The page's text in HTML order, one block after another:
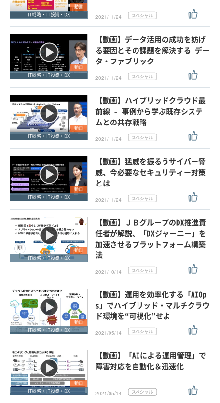
動画
IT戦略・IT投資・DX
2021/11/24
動画
IT戦略・IT投資・DX
【動画】データ活用の成功を妨げ
る要因とその課題を解決する デー
タ・ファブリック
2021/11/24
動画
IT戦略・IT投資・DX
【動画】ハイブリッドクラウド最
前線 - 事例から学ぶ既存システ
ムとの共存戦略
2021/11/24
動画
IT戦略・IT投資・DX
【動画】猛威を振るうサイバー脅
威、今必要なセキュリティー対策
とは
2021/11/24
動画
IT戦略・IT投資・DX
【動画】ＪＢグループのDX推進責
任者が解説、「DXジャーニー」を
加速させるプラットフォーム構築
法
2021/10/14
動画
IT戦略・IT投資・DX
【動画】運用を効率化する「AIOp
s」でハイブリッド・マルチクラウ
ド環境を“可視化”せよ
2021/05/14
動画
IT戦略・IT投資・DX
【動画】「AIによる運用管理」で
障害対応を自動化＆迅速化
2021/05/14